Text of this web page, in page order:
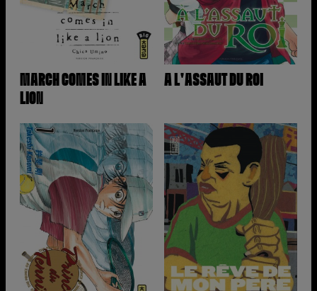
MARCH COMES IN LIKE A
LION
A L'ASSAUT DU ROI